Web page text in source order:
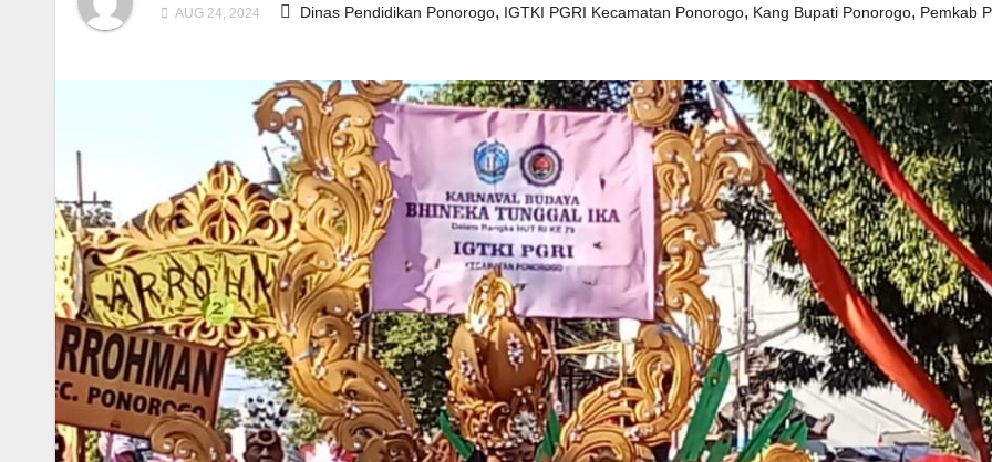
AUG 24, 2024 Dinas Pendidikan Ponorogo, IGTKI PGRI Kecamatan Ponorogo, Kang Bupati Ponorogo, Pemkab